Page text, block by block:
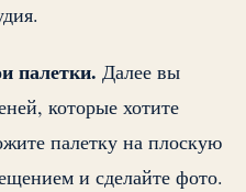
палетки. Далее вы
которые хотите
палетку на плоскую
и сделайте фото.